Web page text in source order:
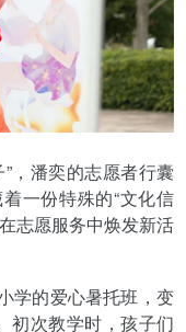
，潘奕的志愿者行囊
一份特殊的“文化信
志愿服务中焕发新活
学的爱心暑托班，变
初次教学时，孩子们